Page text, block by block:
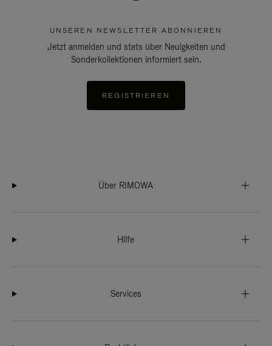
UNSEREN NEWSLETTER ABONNIEREN
Jetzt anmelden und stets über Neuigkeiten und
Sonderkollektionen informiert sein.
REGISTRIEREN
Über RIMOWA
Hilfe
Services